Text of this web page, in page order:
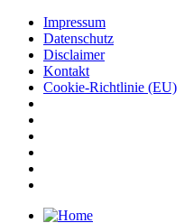
Impressum
Datenschutz
Disclaimer
Kontakt
Cookie-Richtlinie (EU)